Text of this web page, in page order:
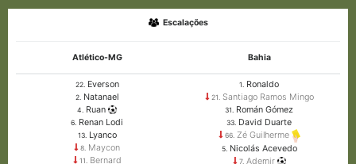
Escalações
Atlético-MG Bahia
22.Everson
2.Natanael
4. Ruan
6. Renan Lodi
13.Lyanco
8. Maycon
11. Bernard
1. Ronaldo
21. Santiago Ramos Mingo
31. Román Gómez
33. David Duarte
66.Zé Guilherme
5.Nicolás Acevedo
7.Ademir